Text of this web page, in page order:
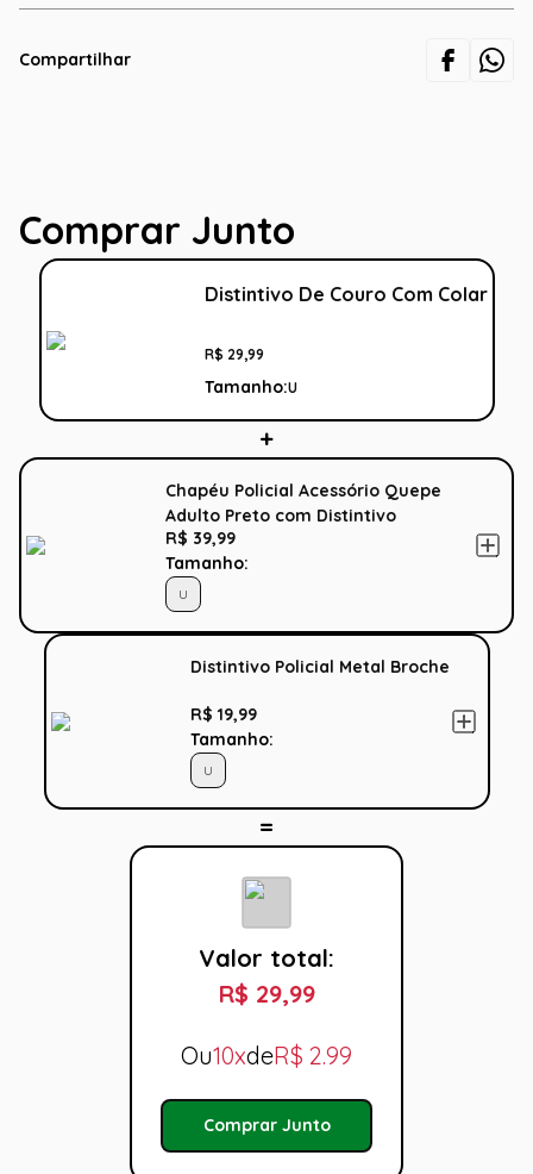
Compartilhar
Comprar Junto
Distintivo De Couro Com Colar
R$ 29,99
Tamanho:U
Chapéu Policial Acessório Quepe
Adulto Preto com Distintivo
R$ 39,99
Tamanho:
U
Distintivo Policial Metal Broche
R$ 19,99
Tamanho:
U
Valor total:
R$ 29,99
Ou10xdeR$ 2.99
Comprar Junto